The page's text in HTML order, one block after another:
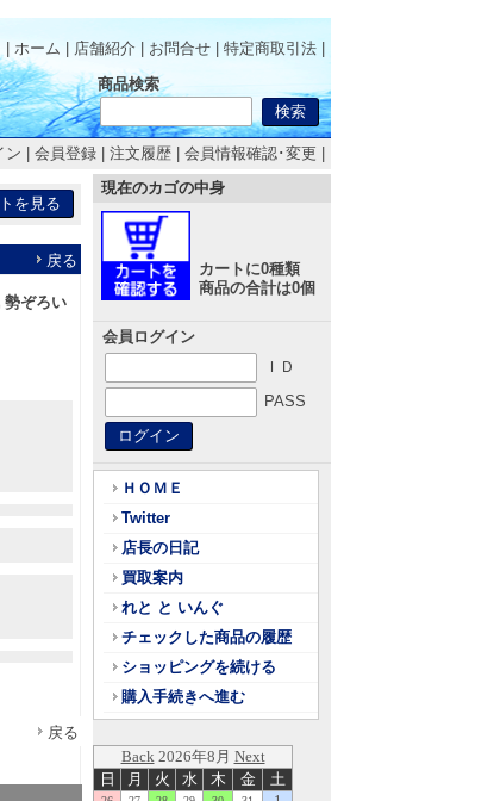
| ホーム
店舗紹介 お問合せ 特定商取引法
商品検索
ン 会員登録 注文履歴 会員情報確認･変更
戻る
勢ぞろい
戻る
現在のカゴの中身
カートに0種類
商品の合計は0個
会員ログイン
ＩＤ
PASS
ＨＯＭＥ
Twitter
店長の日記
買取案内
れと と いんぐ
チェックした商品の履歴
ショッピングを続ける
購入手続きへ進む